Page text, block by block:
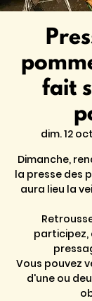
fait
dim. 12
Dimanche,
la presse des
aura lieu la
participez,
Vous pouvez
d'une ou